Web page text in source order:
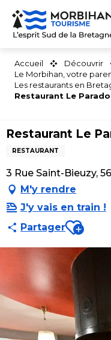
Aller
contenu
Accueil
Découvrir
Le Morbihan, votre
Les restaurants en
Restaurant Le
Restaurant Le
RESTAURANT
3 Rue Saint-Bieuzy,
M'y rendre
J'y vais en train !
PartagerAjouter